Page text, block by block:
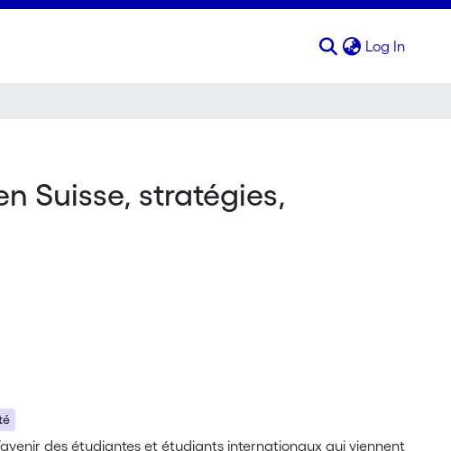
Log In
Suisse, stratégies,
des étudiantes et étudiants internationaux qui viennent